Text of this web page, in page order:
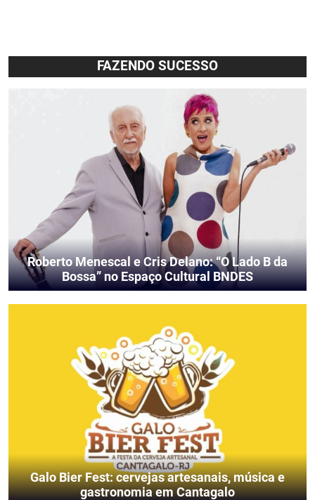
FAZENDO SUCESSO
Roberto Menescal e Cris Delano: “O Lado B da
Bossa” no Espaço Cultural BNDES
Galo Bier Fest: cervejas artesanais, música e
gastronomia em Cantagalo